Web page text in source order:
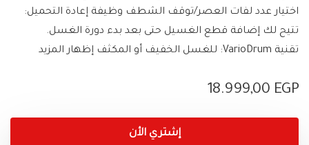
اختيار عدد لفات العصر/توقف الشطف وظيفة إعادة التحميل:
تتيح لك إضافة قطع الغسيل حتى بعد بدء دورة الغسل.
تقنية VarioDrum: للغسل الخفيف أو المكثف إظهار المزيد
18.999,00 EGP
إشتري الأن